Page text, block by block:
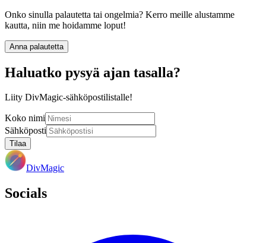
Onko sinulla palautetta tai ongelmia? Kerro meille alustamme
kautta, niin me hoidamme loput!
Anna palautetta
Haluatko pysyä ajan tasalla?
Liity DivMagic-sähköpostilistalle!
Koko nimi
Sähköposti
Tilaa
DivMagic
Socials